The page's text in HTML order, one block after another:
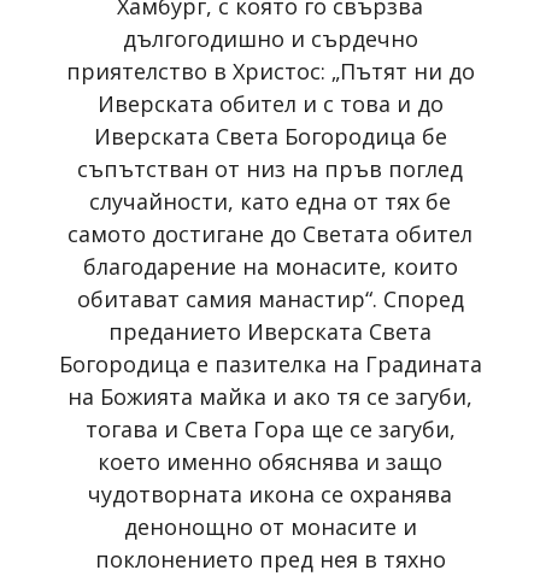
Хамбург, с която го свързва
дългогодишно и сърдечно
приятелство в Христос: „Пътят ни до
Иверската обител и с това и до
Иверската Света Богородица бе
съпътстван от низ на пръв поглед
случайности, като една от тях бе
самото достигане до Светата обител
благодарение на монасите, които
обитават самия манастир“. Според
преданието Иверската Света
Богородица е пазителка на Градината
на Божията майка и ако тя се загуби,
тогава и Света Гора ще се загуби,
което именно обяснява и защо
чудотворната икона се охранява
денонощно от монасите и
поклонението пред нея в тяхно